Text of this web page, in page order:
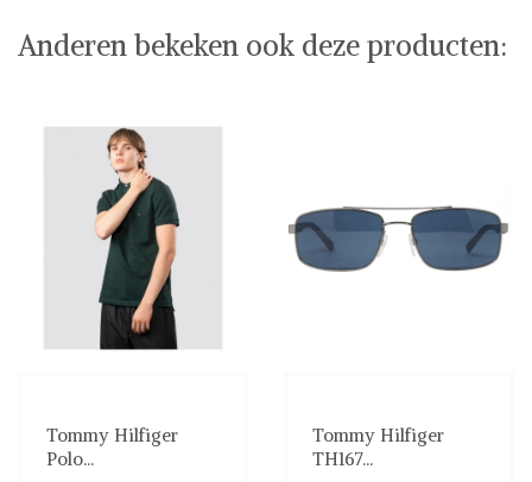
Anderen bekeken ook deze producten:
Tommy Hilfiger
Polo...
Tommy Hilfiger
TH167...